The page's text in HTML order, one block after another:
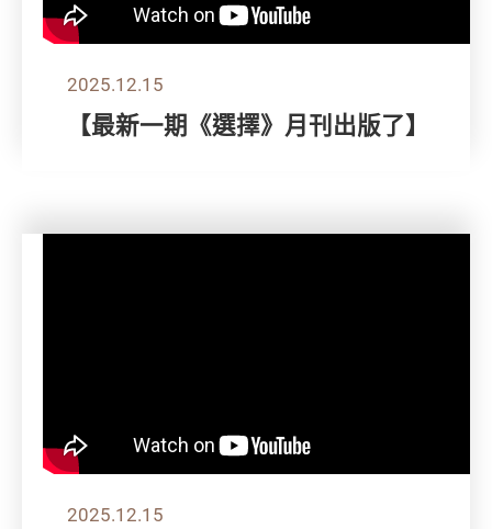
2025.12.15
【最新一期《選擇》月刊出版了】
2025.12.15